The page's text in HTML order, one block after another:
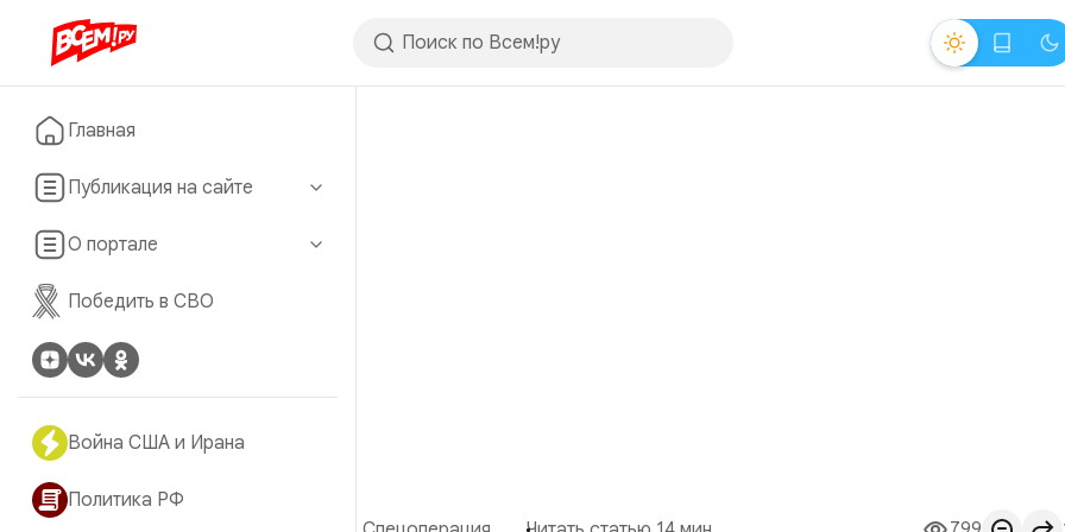
Главная
Публикация на сайте
О портале
Победить в СВО
Война США и Ирана
Политика РФ